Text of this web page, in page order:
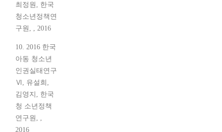
최정원, 한국
청소년정책연
구원, , 2016
10. 2016 한국
아동 청소년
인권실태연구
Ⅵ, 유설희,
김영지, 한국
청 소년정책
연구원, ,
2016